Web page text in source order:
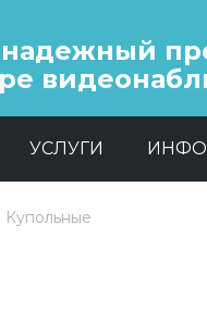
УСЛУГИ
Купольные